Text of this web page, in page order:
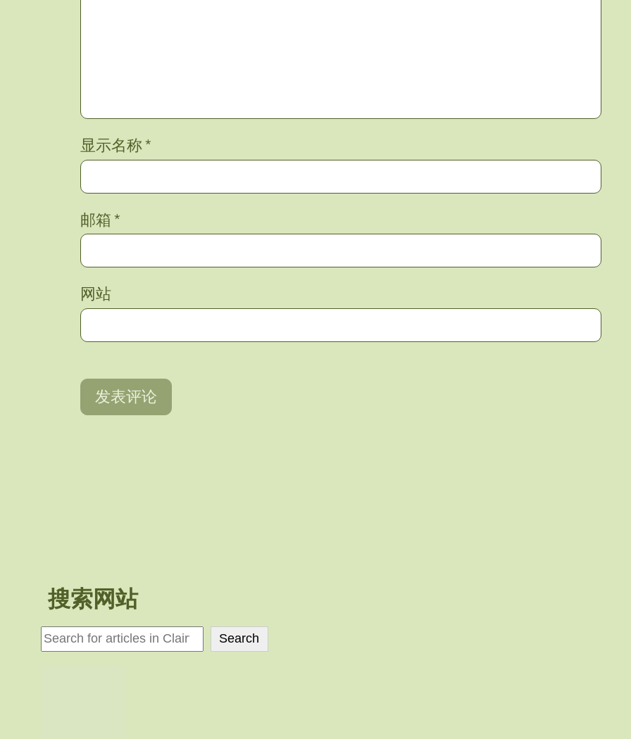
显示名称*
邮箱 *
网站
搜索网站
検
索
Search